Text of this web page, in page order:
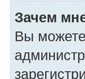
Зачем
Вы можете